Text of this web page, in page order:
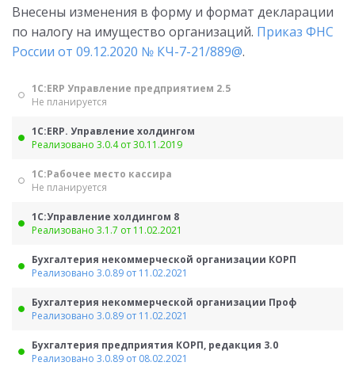
Внесены изменения в форму и формат декларации
по налогу на имущество организаций. Приказ ФНС
России от 09.12.2020 № КЧ-7-21/889@.
1С:ERP Управление предприятием 2.5
Не планируется
1С:ERP. Управление холдингом
Реализовано 3.0.4 от 30.11.2019
1С:Рабочее место кассира
Не планируется
1С:Управление холдингом 8
Реализовано 3.1.7 от 11.02.2021
Бухгалтерия некоммерческой организации КОРП
Реализовано 3.0.89 от 11.02.2021
Бухгалтерия некоммерческой организации Проф
Реализовано 3.0.89 от 11.02.2021
Бухгалтерия предприятия КОРП, редакция 3.0
Реализовано 3.0.89 от 08.02.2021